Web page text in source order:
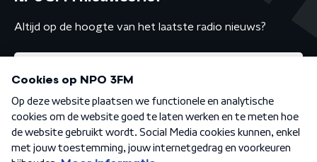
Altijd op de hoogte van het laatste radio nieuws?
Algemene voorwaarden Privacybeleid